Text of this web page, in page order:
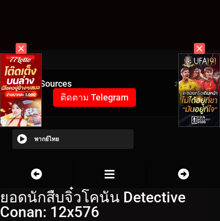
Video Sources 2750 Views
ติดตาม Telegram
พากย์ไทย
ยอดนักสืบจิ๋วโคนัน Detective
Conan: 12x576